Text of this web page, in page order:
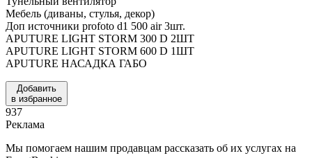
Мебель (диваны, стулья, декор)
Доп источники profoto d1 500 air 3шт.
APUTURE LIGHT STORM 300 D 2ШТ
APUTURE LIGHT STORM 600 D 1ШТ
APUTURE НАСАДКА ГАБО
Добавить
в избранное
937
Реклама
Мы помогаем нашим продавцам рассказать об их услугах на